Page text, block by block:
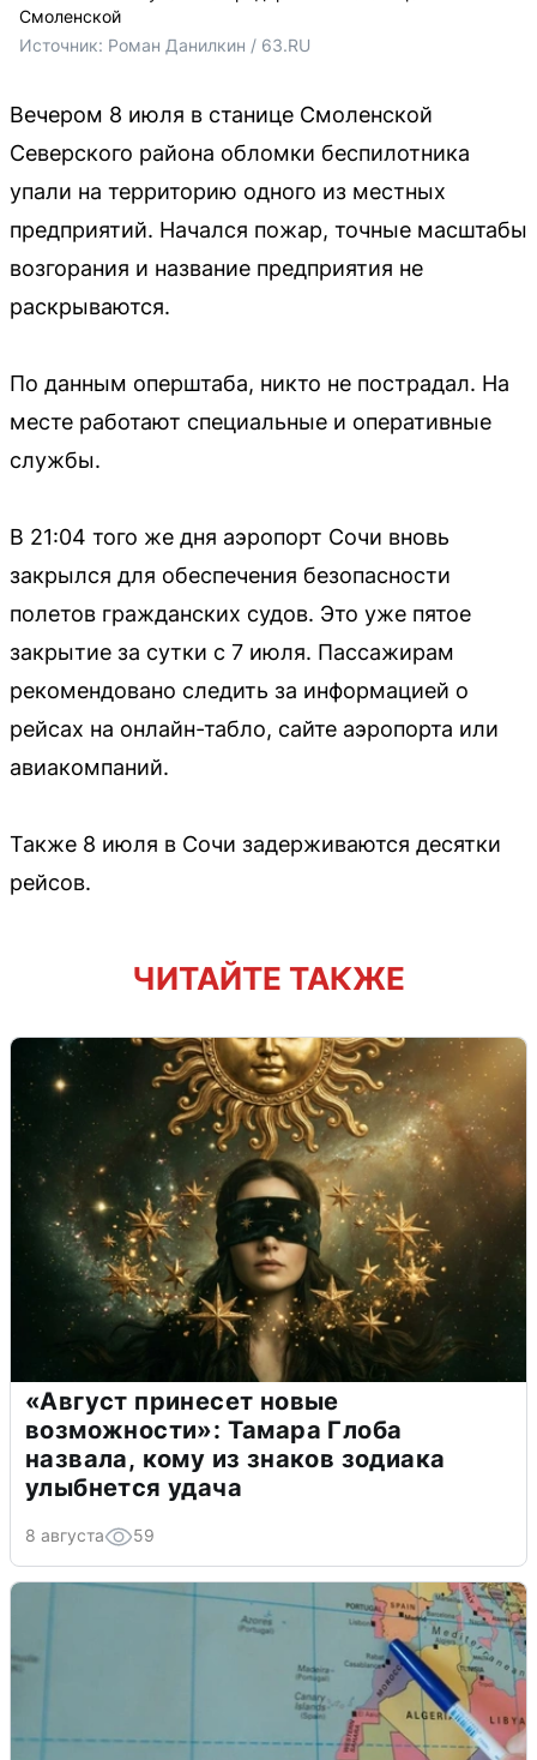
Смоленской
Источник: Роман Данилкин / 63.RU
Вечером 8 июля в станице Смоленской
Северского района обломки беспилотника
упали на территорию одного из местных
предприятий. Начался пожар, точные масштабы
возгорания и название предприятия не
раскрываются.
По данным оперштаба, никто не пострадал. На
месте работают специальные и оперативные
службы.
В 21:04 того же дня аэропорт Сочи вновь
закрылся для обеспечения безопасности
полетов гражданских судов. Это уже пятое
закрытие за сутки с 7 июля. Пассажирам
рекомендовано следить за информацией о
рейсах на онлайн-табло, сайте аэропорта или
авиакомпаний.
Также 8 июля в Сочи задерживаются десятки
рейсов.
ЧИТАЙТЕ ТАКЖЕ
«Август принесет новые
возможности»: Тамара Глоба
назвала, кому из знаков зодиака
улыбнется удача
8 августа 59